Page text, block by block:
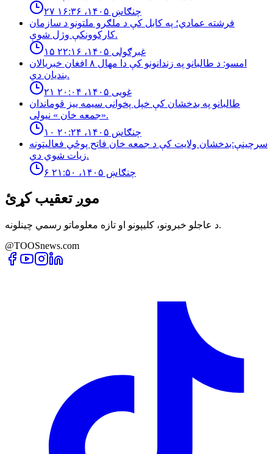
۲۷ چنګاښ ۱۴۰۵، ۱۶:۳۶
فرشته عمادي؛ په کابل کې د ملګرو ملتونو د سازمان
کارکوونکې وژل شوې.
۱۵ غبرګولی ۱۴۰۵، ۲۲:۱۶
امسو: د طالبانو په زندانونو كې دا مهال ٨ افغان خبريالان
بنديان دي.
۲۱ غویی ۱۴۰۵، ۲۰:۰۴
طالبانو په بدخشان كې خپل پخوانى سيمه ييز قوماندان
«جمعه خان » نيولى.
۱۰ چنګاښ ۱۴۰۵، ۲۰:۲۴
سرچینې:بدخشان ولایت کې د جمعه خان فاتح پوځي فعالیتونه
زیات شوي دي.
۶ چنګاښ ۱۴۰۵، ۲۱:۵۰
موږ تعقیب کړئ
د عاجلو خبرونو، کلیپونو او تازه معلوماتو رسمي چینلونه.
@TOOSnews.com